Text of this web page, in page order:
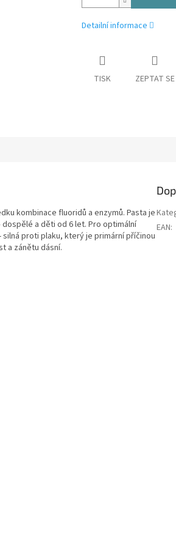
Detailní informace
TISK ZEPTAT SE
kombinace fluoridů a enzymů. Pasta je
a děti od 6 let. Pro optimální
proti plaku, který je primární příčinou
a zánětu dásní.
EAN: